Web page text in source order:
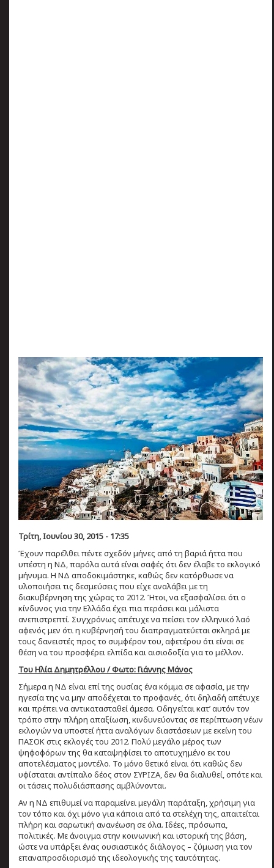
Τρίτη, Ιουνίου 30, 2015 - 17:35
Έχουν παρέλθει πέντε σχεδόν μήνες από τη βαριά ήττα που
υπέστη η ΝΔ, παρόλα αυτά είναι σαφές ότι δεν έλαβε το εκλογικό
μήνυμα. Η ΝΔ αποδοκιμάστηκε, καθώς δεν κατόρθωσε να
υλοποιήσει τις δεσμεύσεις που είχε αναλάβει με τη
διακυβέρνηση της χώρας το 2012. Ήτοι, να εξασφαλίσει ότι ο
κίνδυνος για την Ελλάδα έχει πια περάσει και μάλιστα
ανεπιστρεπτί. Συγχρόνως απέτυχε να πείσει τον ελληνικό λαό
αφενός μεν ότι η κυβέρνησή του διαπραγματεύεται σκληρά με
τους δανειστές προς το συμφέρον του, αφετέρου ότι είναι σε
θέση να του προσφέρει ελπίδα και αισιοδοξία για το μέλλον.
Του Ηλία Δημητρέλλου / Φωτο: Γιάννης Μάνος
Σήμερα η ΝΔ είναι επί της ουσίας ένα κόμμα σε αφασία, με την
ηγεσία της να μην αποδέχεται το προφανές, ότι δηλαδή απέτυχε
και πρέπει να αντικατασταθεί άμεσα. Οδηγείται κατ’ αυτόν τον
τρόπο στην πλήρη απαξίωση, κινδυνεύοντας σε περίπτωση νέων
εκλογών να υποστεί ήττα αναλόγων διαστάσεων με εκείνη του
ΠΑΣΟΚ στις εκλογές του 2012. Πολύ μεγάλο μέρος των
ψηφοφόρων της θα καταψηφίσει το αποτυχημένο εκ του
αποτελέσματος μοντέλο. Το μόνο θετικό είναι ότι καθώς δεν
υφίσταται αντίπαλο δέος στον ΣΥΡΙΖΑ, δεν θα διαλυθεί, οπότε και
οι τάσεις πολυδιάσπασης αμβλύνονται.
Αν η ΝΔ επιθυμεί να παραμείνει μεγάλη παράταξη, χρήσιμη για
τον τόπο και όχι μόνο για κάποια από τα στελέχη της, απαιτείται
πλήρη και σαρωτική ανανέωση σε όλα. Ιδέες, πρόσωπα,
πολιτικές. Με άνοιγμα στην κοινωνική και ιστορική της βάση,
ώστε να υπάρξει ένας ουσιαστικός διάλογος – ζύμωση για τον
επαναπροσδιορισμό της ιδεολογικής της ταυτότητας.